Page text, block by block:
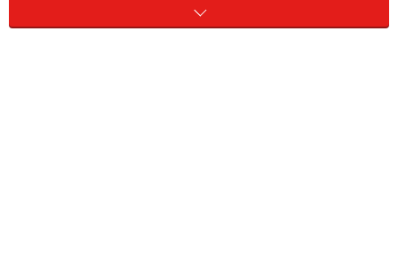
ょう。シーンによって、「やばい」だけでなくさまざま